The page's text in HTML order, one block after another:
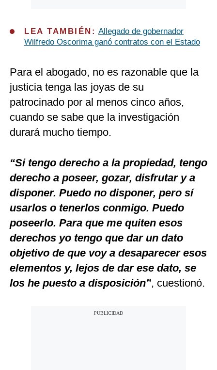
LEA TAMBIÉN: Allegado de gobernador
Wilfredo Oscorima ganó contratos con el Estado
Para el abogado, no es razonable que la
justicia tenga las joyas de su
patrocinado por al menos cinco años,
cuando se sabe que la investigación
durará mucho tiempo.
“Si tengo derecho a la propiedad, tengo
derecho a poseer, gozar, disfrutar y a
disponer. Puedo no disponer, pero sí
usarlos o tenerlos conmigo. Puedo
poseerlo. Para que me quiten esos
derechos yo tengo que dar un dato
objetivo de que voy a desaparecer esos
elementos y, lejos de dar ese dato, se
los he puesto a disposición”, cuestionó.